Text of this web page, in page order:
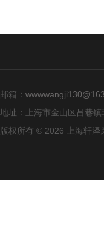
邮箱：
地址：上海市金山区吕巷镇
版权所有 © 2026 上海轩